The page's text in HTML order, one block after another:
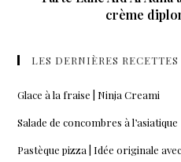
crème
LES DERNIÈRES RECETTES
Glace à la fraise | Ninja Creami
Salade de concombres à l’asiatique
Pastèque pizza | Idée originale